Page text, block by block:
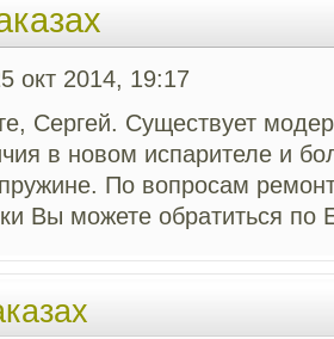
окт 2014, 19:17
Сергей. Существует
в новом испарителе и
По вопросам
Вы можете обратиться по